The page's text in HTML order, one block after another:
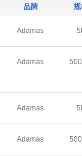
品牌 规
Adamas
Adamas
Adamas
Adamas